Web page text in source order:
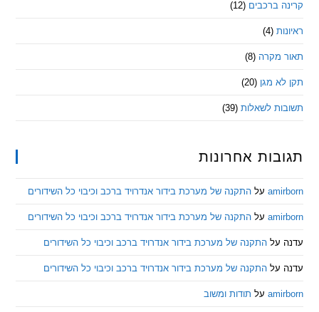
ברכבים (12)
(8)
מגן (20)
לשאלות (39)
אחרונות
עלהתקנה של מערכת בידור אנדרויד ברכב וכיבוי כל השידורים
עלהתקנה של מערכת בידור אנדרויד ברכב וכיבוי כל השידורים
התקנה של מערכת בידור אנדרויד ברכב וכיבוי כל השידורים
התקנה של מערכת בידור אנדרויד ברכב וכיבוי כל השידורים
עלתודות ומשוב